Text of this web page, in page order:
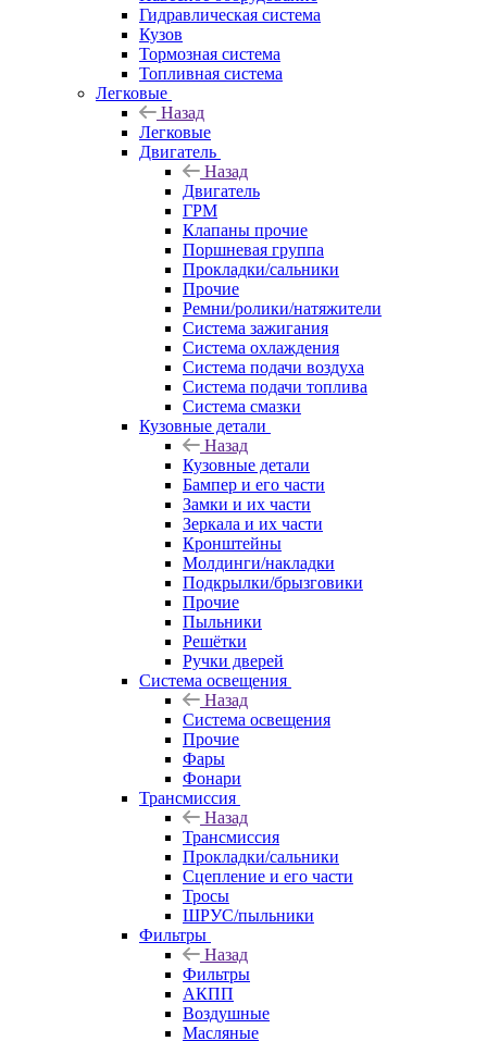
Гидравлическая система
Кузов
Тормозная система
Топливная система
Легковые
Назад
Легковые
Двигатель
Назад
Двигатель
ГРМ
Клапаны прочие
Поршневая группа
Прокладки/сальники
Прочие
Ремни/ролики/натяжители
Система зажигания
Система охлаждения
Система подачи воздуха
Система подачи топлива
Система смазки
Кузовные детали
Назад
Кузовные детали
Бампер и его части
Замки и их части
Зеркала и их части
Кронштейны
Молдинги/накладки
Подкрылки/брызговики
Прочие
Пыльники
Решётки
Ручки дверей
Система освещения
Назад
Система освещения
Прочие
Фары
Фонари
Трансмиссия
Назад
Трансмиссия
Прокладки/сальники
Сцепление и его части
Тросы
ШРУС/пыльники
Фильтры
Назад
Фильтры
АКПП
Воздушные
Масляные